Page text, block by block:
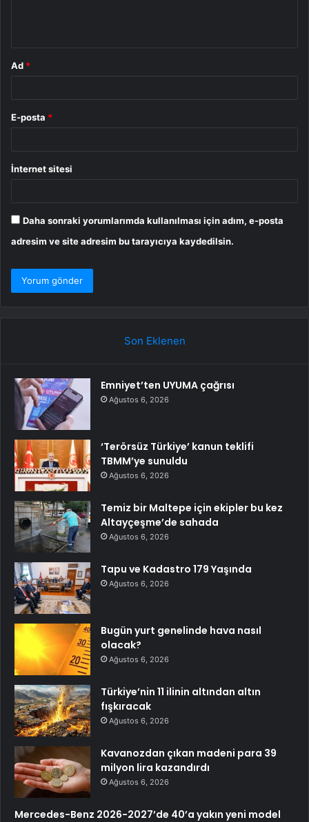
Ad *
E-posta *
İnternet sitesi
Daha sonraki yorumlarımda kullanılması için adım, e-posta
adresim ve site adresim bu tarayıcıya kaydedilsin.
Son Eklenen
Emniyet’ten UYUMA çağrısı
Ağustos 6, 2026
‘Terörsüz Türkiye’ kanun teklifi
TBMM’ye sunuldu
Ağustos 6, 2026
Temiz bir Maltepe için ekipler bu kez
Altayçeşme’de sahada
Ağustos 6, 2026
Tapu ve Kadastro 179 Yaşında
Ağustos 6, 2026
Bugün yurt genelinde hava nasıl
olacak?
Ağustos 6, 2026
Türkiye’nin 11 ilinin altından altın
fışkıracak
Ağustos 6, 2026
Kavanozdan çıkan madeni para 39
milyon lira kazandırdı
Ağustos 6, 2026
Mercedes-Benz 2026-2027’de 40’a yakın yeni model